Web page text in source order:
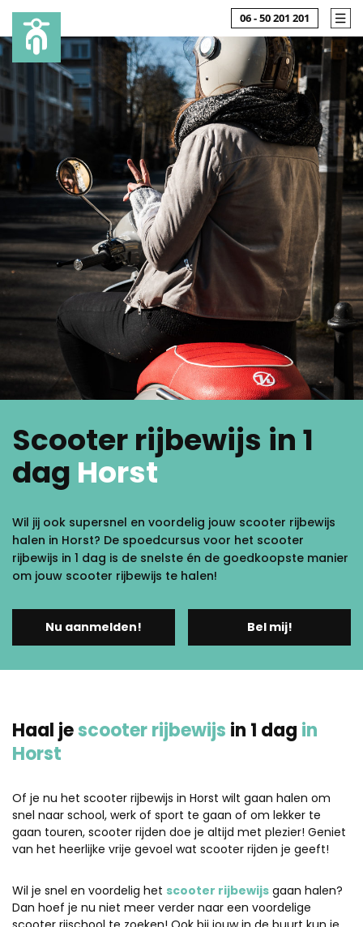
06 - 50 201 201
Scooter rijbewijs in 1
dag Horst
Wil jij ook supersnel en voordelig jouw scooter rijbewijs
halen in Horst? De spoedcursus voor het scooter
rijbewijs in 1 dag is de snelste én de goedkoopste manier
om jouw scooter rijbewijs te halen!
Nu aanmelden! Bel mij!
Haal jescooter rijbewijs in 1 dag in
Horst
Of je nu het scooter rijbewijs in Horst wilt gaan halen om
snel naar school, werk of sport te gaan of om lekker te
gaan touren, scooter rijden doe je altijd met plezier! Geniet
van het heerlijke vrije gevoel wat scooter rijden je geeft!
Wil je snel en voordelig het scooter rijbewijs gaan halen?
Dan hoef je nu niet meer verder naar een voordelige